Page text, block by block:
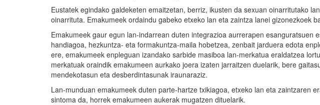
Eustatek egindako galdeketen emaitzetan, berriz, ikusten da sexuan oinarritutako
oinarrituta. Emakumeek ordaindu gabeko etxeko lan eta zaintza lanei gizonezkoek
Emakumeek gaur egun lan-indarrean duten integrazioa aurrerapen esanguratsuen
handiagoa, hezkuntza- eta formakuntza-maila hobetzea, zenbait jarduera edota
ere, emakumeek enpleguan izandako sarbide masiboa lan-merkatua eraldatzea
merkatuak oraindik emakumeen aurkako joera izaten jarraitzen duelarik, bere
mendekotasun eta desberdintasunak iraunaraziz.
Lan-munduan emakumeek duten parte-hartze txikiagoa, etxeko lan eta zaintzaren
sintoma da, horrek emakumeen aukerak mugatzen dituelarik.